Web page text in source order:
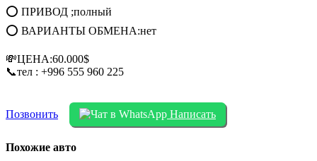
⭕ ПРИВОД ;полный
⭕ ВАРИАНТЫ ОБМЕНА:нет
💸ЦЕНА:60.000$
📞тел : +996 555 960 225
Позвонить Написать
Похожие авто